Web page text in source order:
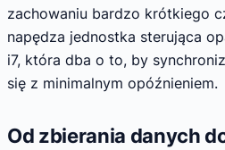
zachowaniu bardzo krótkiego
napędza jednostka sterująca
i7, która dba o to, by
się z minimalnym opóźnieniem.
Od zbierania danych